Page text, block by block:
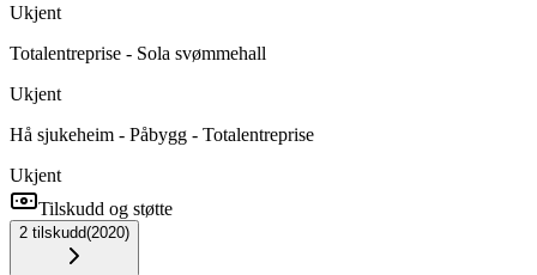
Ukjent
Totalentreprise - Sola svømmehall
Ukjent
Hå sjukeheim - Påbygg - Totalentreprise
Ukjent
Tilskudd og støtte
2 tilskudd(2020)